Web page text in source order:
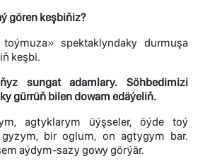
gören keşbiňiz?
spektaklyndaky durmuşa
keşbi.
sungat adamlary. Söhbedimizi
gürrüň bilen dowam edäýeliň.
agtyklarym üýşseler, öýde toý
bir oglum, on agtygym bar.
aýdym-sazy gowy görýär.